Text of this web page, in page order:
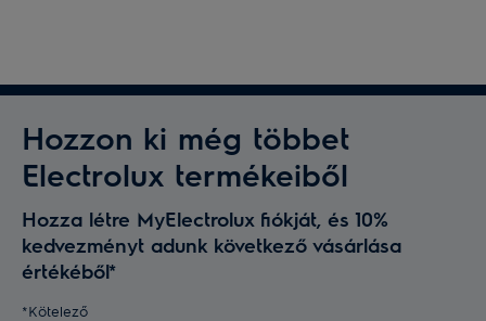
Hozzon ki még többet
Electrolux termékeiből
Hozza létre MyElectrolux fiókját, és 10%
kedvezményt adunk következő vásárlása
értékéből*
*Kötelező